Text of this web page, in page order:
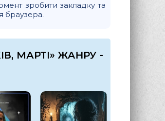
зробити закладку та
браузера.
МАРТІ» ЖАНРУ -